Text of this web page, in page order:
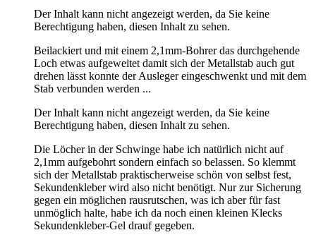
Der Inhalt kann nicht angezeigt werden, da Sie keine
Berechtigung haben, diesen Inhalt zu sehen.
Beilackiert und mit einem 2,1mm-Bohrer das durchgehende
Loch etwas aufgeweitet damit sich der Metallstab auch gut
drehen lässt konnte der Ausleger eingeschwenkt und mit dem
Stab verbunden werden ...
Der Inhalt kann nicht angezeigt werden, da Sie keine
Berechtigung haben, diesen Inhalt zu sehen.
Die Löcher in der Schwinge habe ich natürlich nicht auf
2,1mm aufgebohrt sondern einfach so belassen. So klemmt
sich der Metallstab praktischerweise schön von selbst fest,
Sekundenkleber wird also nicht benötigt. Nur zur Sicherung
gegen ein möglichen rausrutschen, was ich aber für fast
unmöglich halte, habe ich da noch einen kleinen Klecks
Sekundenkleber-Gel drauf gegeben.